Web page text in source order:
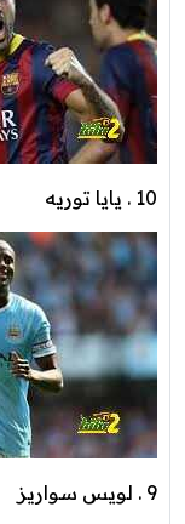
10 . يايا توريه
9 . لويس سواريز